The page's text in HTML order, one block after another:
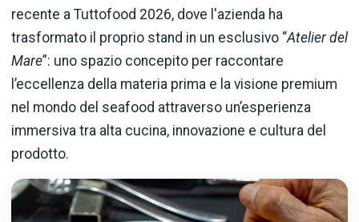
recente a Tuttofood 2026, dove l'azienda ha
trasformato il proprio stand in un esclusivo “Atelier del
Mare”: uno spazio concepito per raccontare
l’eccellenza della materia prima e la visione premium
nel mondo del seafood attraverso un’esperienza
immersiva tra alta cucina, innovazione e cultura del
prodotto.